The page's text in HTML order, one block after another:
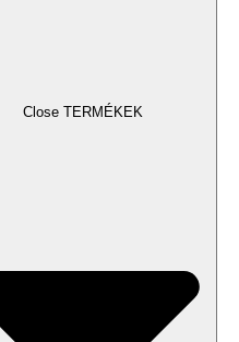
Close TERMÉKEK